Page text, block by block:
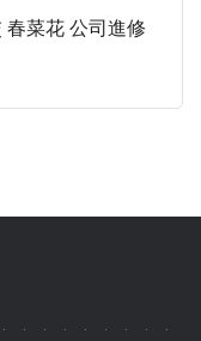
春菜花 公司進修